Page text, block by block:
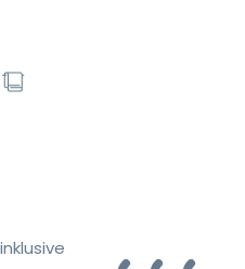
inklusive